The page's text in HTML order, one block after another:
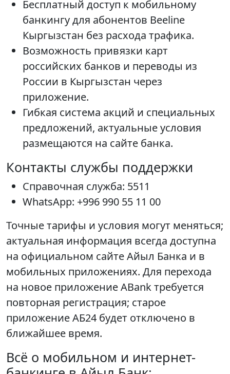
Бесплатный доступ к мобильному
банкингу для абонентов Beeline
Кыргызстан без расхода трафика.
Возможность привязки карт
российских банков и переводы из
России в Кыргызстан через
приложение.
Гибкая система акций и специальных
предложений, актуальные условия
размещаются на сайте банка.
Контакты службы поддержки
Справочная служба: 5511
WhatsApp: +996 990 55 11 00
Точные тарифы и условия могут меняться;
актуальная информация всегда доступна
на официальном сайте Айыл Банка и в
мобильных приложениях. Для перехода
на новое приложение ABank требуется
повторная регистрация; старое
приложение АБ24 будет отключено в
ближайшее время.
Всё о мобильном и интернет-